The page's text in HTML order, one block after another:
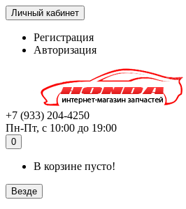
Личный кабинет
Регистрация
Авторизация
+7 (933) 204-4250
Пн-Пт, с 10:00 до 19:00
0
В корзине пусто!
Везде